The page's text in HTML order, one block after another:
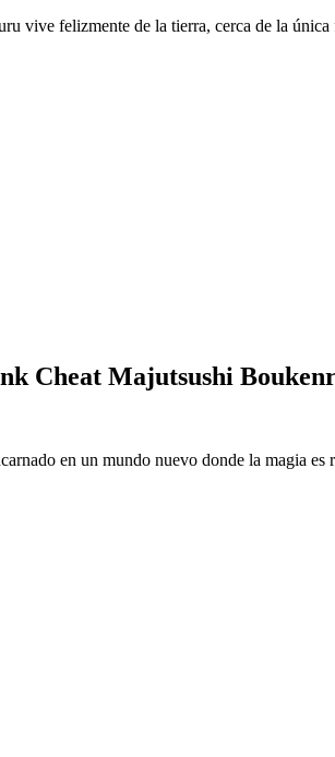
vive felizmente de la tierra, cerca de la
Cheat Majutsushi
en un mundo nuevo donde la magia